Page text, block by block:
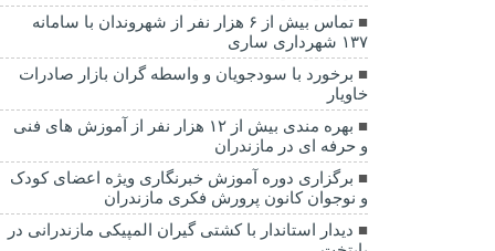
تماس بیش از ۶ هزار نفر از شهروندان با سامانه
۱۳۷ شهرداری ساری
برخورد با سودجویان و واسطه گران بازار صادرات
خاویار
بهره مندی بیش از ۱۲ هزار نفر از آموزش های فنی
و حرفه ای در مازندران
برگزاری دوره آموزش خبرنگاری ویژه اعضای کودک
و نوجوان کانون پرورش فکری مازندران
دیدار استاندار با کشتی گیران المپیکی مازندرانی در